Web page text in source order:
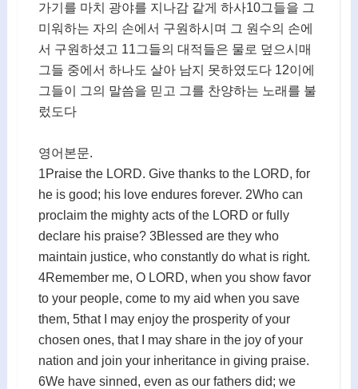
가기를 마치 광야를 지나감 같게 하사10그들을 그
미워하는 자의 손에서 구원하시며 그 원수의 손에
서 구원하셨고 11그들의 대적들은 물로 덮으시매
그들 중에서 하나도 살아 남지 못하였도다 12이에
그들이 그의 말씀을 믿고 그를 찬양하는 노래를 불
렀도다
영어본문.
1Praise the LORD. Give thanks to the LORD, for
he is good; his love endures forever. 2Who can
proclaim the mighty acts of the LORD or fully
declare his praise? 3Blessed are they who
maintain justice, who constantly do what is right.
4Remember me, O LORD, when you show favor
to your people, come to my aid when you save
them, 5that I may enjoy the prosperity of your
chosen ones, that I may share in the joy of your
nation and join your inheritance in giving praise.
6We have sinned, even as our fathers did; we